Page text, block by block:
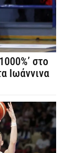
στο
Ιωάννινα